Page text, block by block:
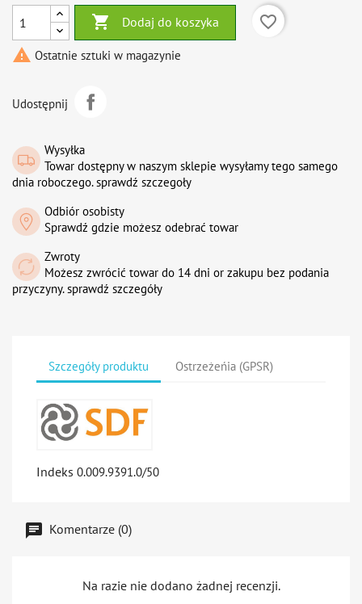
 Dodaj do koszyka
favorite_border
 Ostatnie sztuki w magazynie
Udostępnij
Wysyłka
Towar dostępny w naszym sklepie wysyłamy tego samego
dnia roboczego. sprawdź szczegoły
Odbiór osobisty
Sprawdź gdzie możesz odebrać towar
Zwroty
Możesz zwrócić towar do 14 dni or zakupu bez podania
przyczyny. sprawdź szczegóły
Szczegóły produktu Ostrzeżeńia (GPSR)
Indeks 0.009.9391.0/50
Komentarze (0)
Na razie nie dodano żadnej recenzji.